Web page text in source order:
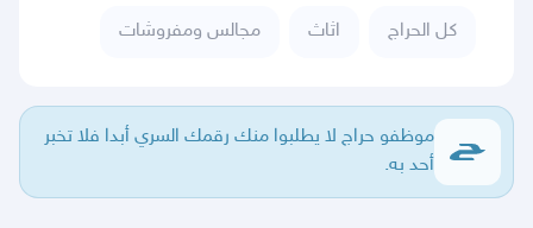
كل الحراج اثاث مجالس ومفروشات
موظفو حراج لا يطلبوا منك رقمك السري أبدا فلا تخبر
أحد به.